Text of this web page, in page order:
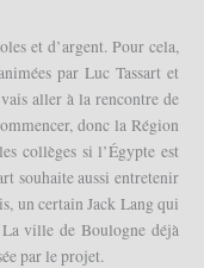
et d’argent. Pour cela,
par Luc Tassart et
aller à la rencontre de
donc la Région
collèges si l’Égypte est
souhaite aussi entretenir
un certain Jack Lang qui
ville de Boulogne déjà
par le projet.